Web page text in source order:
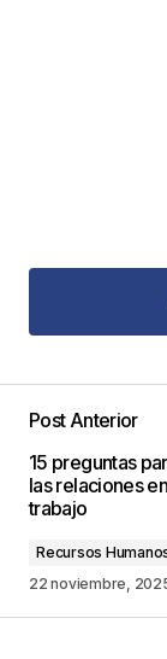
publicada.
marcados
Comentario
Post Anterior
15 preguntas
las relaciones
trabajo
Recursos
22 noviembre,